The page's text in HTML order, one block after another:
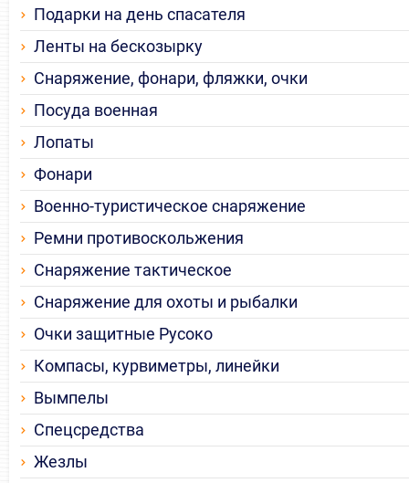
Подарки на день спасателя
Ленты на бескозырку
Снаряжение, фонари, фляжки, очки
Посуда военная
Лопаты
Фонари
Военно-туристическое снаряжение
Ремни противоскольжения
Снаряжение тактическое
Снаряжение для охоты и рыбалки
Очки защитные Русоко
Компасы, курвиметры, линейки
Вымпелы
Спецсредства
Жезлы